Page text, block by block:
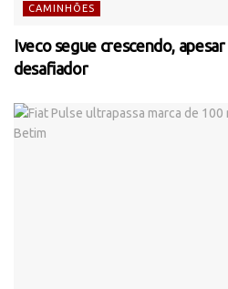
CAMINHÕES
Iveco segue crescendo,
desafiador